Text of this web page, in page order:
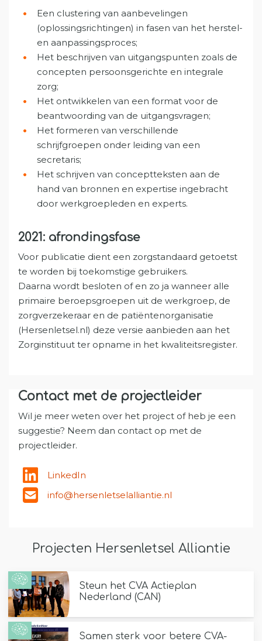
Een clustering van aanbevelingen
(oplossingsrichtingen) in fasen van het herstel-
en aanpassingsproces;
Het beschrijven van uitgangspunten zoals de
concepten persoonsgerichte en integrale
zorg;
Het ontwikkelen van een format voor de
beantwoording van de uitgangsvragen;
Het formeren van verschillende
schrijfgroepen onder leiding van een
secretaris;
Het schrijven van conceptteksten aan de
hand van bronnen en expertise ingebracht
door werkgroepleden en experts.
2021: afrondingsfase
Voor publicatie dient een zorgstandaard getoetst
te worden bij toekomstige gebruikers.
Daarna wordt besloten of en zo ja wanneer alle
primaire beroepsgroepen uit de werkgroep, de
zorgverzekeraar en de patiëntenorganisatie
(Hersenletsel.nl) deze versie aanbieden aan het
Zorginstituut ter opname in het kwaliteitsregister.
Contact met de projectleider
Wil je meer weten over het project of heb je een
suggestie? Neem dan contact op met de
projectleider.
LinkedIn
info@hersenletselalliantie.nl
Projecten Hersenletsel Alliantie
Steun het CVA Actieplan
Nederland (CAN)
Samen sterk voor betere CVA-